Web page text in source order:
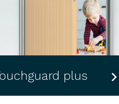
Faltdrehtür